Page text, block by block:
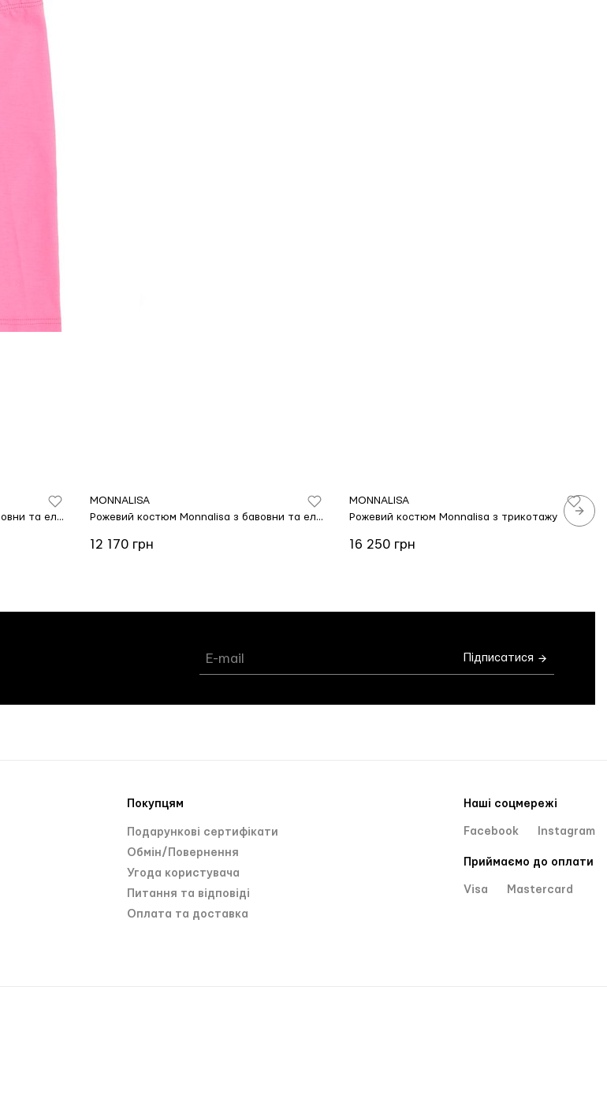
Рожевий костюм Monnalisa з бавовни та еластану
MONNALISA
Рожевий костюм Monnalisa з бавовни та еластану
12 170 грн
MONNALISA
Рожевий костюм Monnalisa з трикотажу
16 250 грн
Підписатися
Покупцям
Подарункові сертифікати
Обмін/Повернення
Угода користувача
Питання та відповіді
Оплата та доставка
Наші соцмережі
Facebook Instagram
Приймаємо до оплати
Visa Mastercard